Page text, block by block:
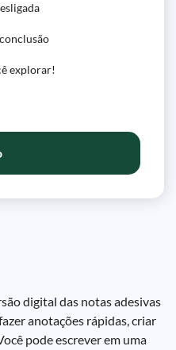
explorar!
digital das notas adesivas
anotações rápidas, criar
pode escrever em uma